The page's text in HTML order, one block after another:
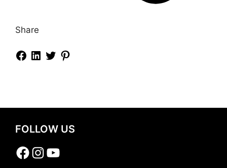
Share
FOLLOW US
Facebook
Instagram
YouTube